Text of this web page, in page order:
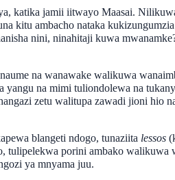
katika jamii iitwayo Maasai.
kitu ambacho nataka
nini, ninahitaji kuwa
na wanawake walikuwa
na mimi tuliondolewa na
zetu walitupa zawadi jioni hio
blangeti ndogo, tunaziita lessos
porini ambako walikuwa
ya mnyama juu.